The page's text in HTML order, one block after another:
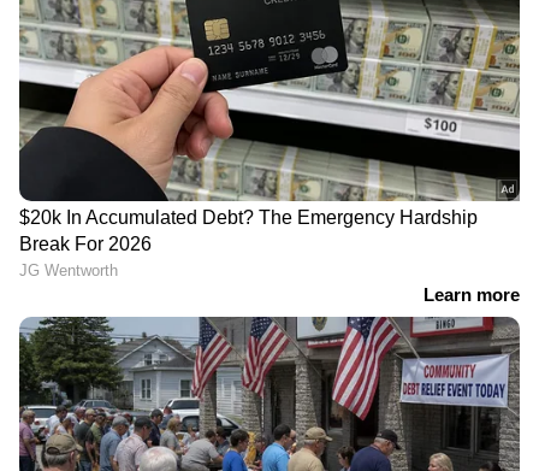
ഒഴിയാതെ കുട്ടനാട്ടുകാര്‍; വെള്ളം
ഇറങ്ങാൻ ഇനിയും സമയമെടുക്കും
News@1PM | ഒരുമണി വാർത്ത
വിശദമായി | 08 August 2026